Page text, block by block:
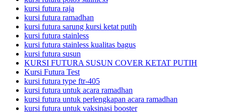
kursi futura raja
kursi futura ramadhan
kursi futura sarung kursi ketat putih
kursi futura stainless
kursi futura stainless kualitas bagus
kursi futura susun
KURSI FUTURA SUSUN COVER KETAT PUTIH
Kursi Futura Test
kursi futura type ftr-405
kursi futura untuk acara ramadhan
kursi futura untuk perlengkapan acara ramadhan
kursi futura untuk vaksinasi booster